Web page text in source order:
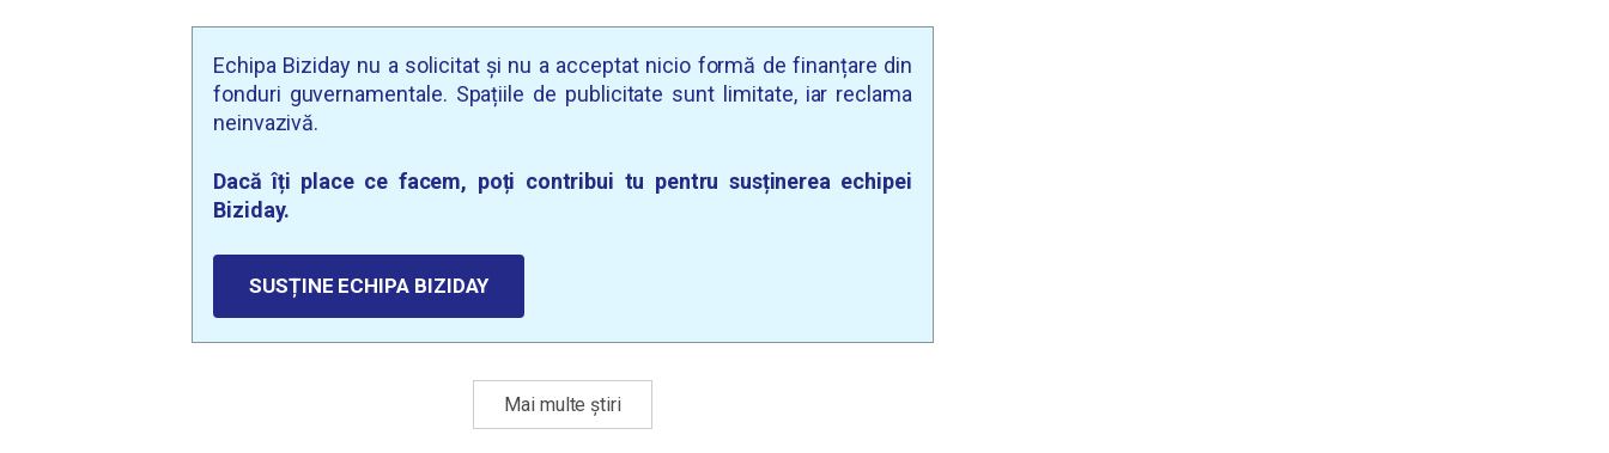
Echipa Biziday nu a solicitat și nu a acceptat nicio formă de finanțare din
fonduri guvernamentale. Spațiile de publicitate sunt limitate, iar reclama
neinvazivă.
Dacă îți place ce facem, poți contribui tu pentru susținerea echipei
Biziday.
SUSȚINE ECHIPA BIZIDAY
Mai multe știri